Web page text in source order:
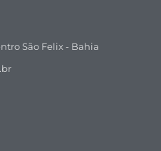
São Felix - Bahia